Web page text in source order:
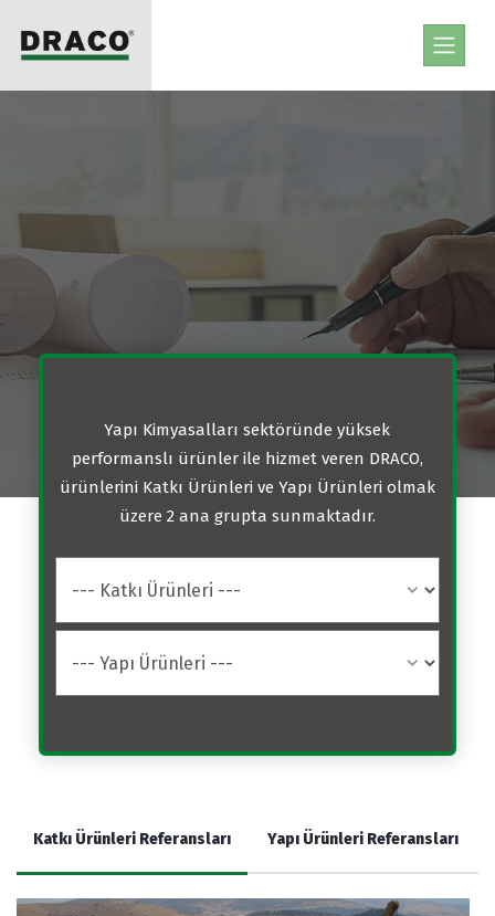
Bizimle Keşfedin
DRACO, yapı ürünlerinde gelişen yeni teknolojileri
deneyim ve bilgi birikimini kalite ile birleştirip akılcı
Yapı Kimyasalları sektöründe yüksek
performanslı ürünler ile hizmet veren DRACO,
ürünlerini Katkı Ürünleri ve Yapı Ürünleri olmak
üzere 2 ana grupta sunmaktadır.
Katkı Ürünleri Referansları Yapı Ürünleri Referansları